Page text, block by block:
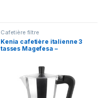
Cafetière filtre
Kenia cafetière italienne 3
tasses Magefesa –